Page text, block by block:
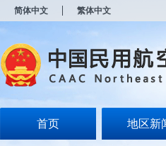
简体中文 繁体中文
首页 地区新
开
无
障
说